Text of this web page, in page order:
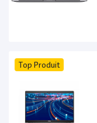
Top Produit